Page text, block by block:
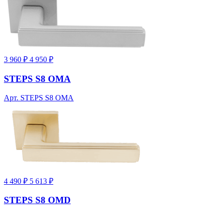
3 960 ₽ 4 950 ₽
STEPS S8 OMA
Арт. STEPS S8 OMA
4 490 ₽ 5 613 ₽
STEPS S8 OMD